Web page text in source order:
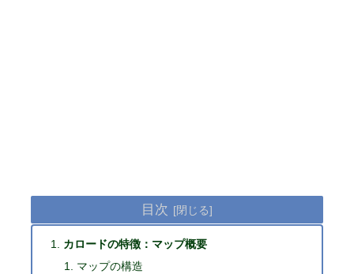
目次
カロードの特徴：マップ概要
マップの構造